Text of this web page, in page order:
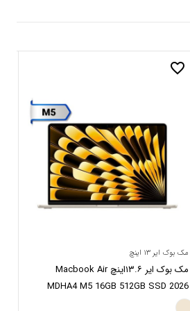
favorite_border
مک بوک ایر ۱۳ اینچ
مک بوک ایر ۱۳.۶اینچ Macbook Air
MDHA4 M5 16GB 512GB SSD 2026
Starlight